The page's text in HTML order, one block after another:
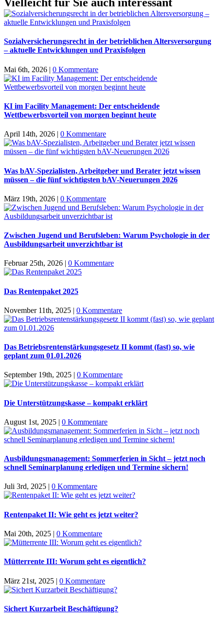
Vielleicht für Sie auch interessant
Sozialversicherungsrecht in der betrieblichen Altersversorgung
– aktuelle Entwicklungen und Praxisfolgen
Mai 6th, 2026 | 0 Kommentare
KI im Facility Management: Der entscheidende
Wettbewerbsvorteil von morgen beginnt heute
April 14th, 2026 | 0 Kommentare
Was bAV-Spezialisten, Arbeitgeber und Berater jetzt wissen
müssen – die fünf wichtigsten bAV-Neuerungen 2026
März 19th, 2026 | 0 Kommentare
Zwischen Jugend und Berufsleben: Warum Psychologie in der
Ausbildungsarbeit unverzichtbar ist
Februar 25th, 2026 | 0 Kommentare
Das Rentenpaket 2025
November 11th, 2025 | 0 Kommentare
Das Betriebsrentenstärkungsgesetz II kommt (fast) so, wie
geplant zum 01.01.2026
September 19th, 2025 | 0 Kommentare
Die Unterstützungskasse – kompakt erklärt
August 1st, 2025 | 0 Kommentare
Ausbildungsmanagement: Sommerferien in Sicht – jetzt noch
schnell Seminarplanung erledigen und Termine sichern!
Juli 3rd, 2025 0 Kommentare
Rentenpaket II: Wie geht es jetzt weiter?
Mai 20th, 2025 | 0 Kommentare
Mütterrente III: Worum geht es eigentlich?
März 21st, 2025 | 0 Kommentare
Sichert Kurzarbeit Beschäftigung?